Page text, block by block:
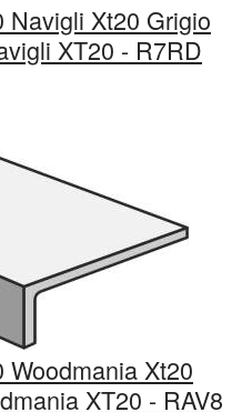
Navigli Xt20 Grigio
XT20 - R7RD
Woodmania Xt20
XT20 - RAV8